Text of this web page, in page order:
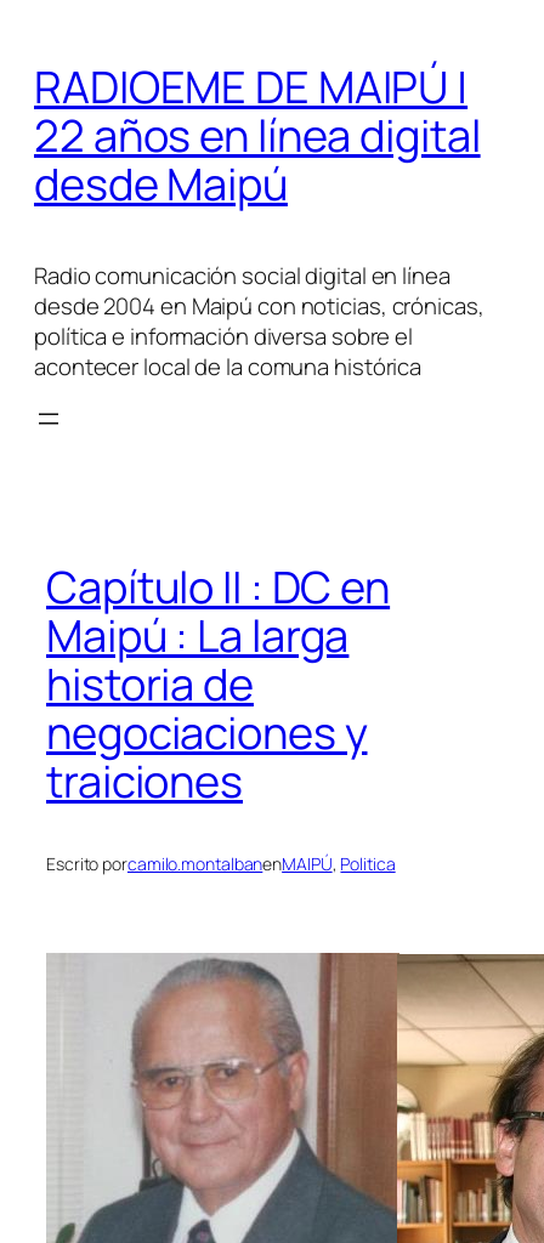
contenido
RADIOEME DE MAIPÚ |
22 años en línea digital
desde Maipú
Radio comunicación social digital en línea
desde 2004 en Maipú con noticias, crónicas,
política e información diversa sobre el
acontecer local de la comuna histórica
Capítulo II : DC en
Maipú : La larga
historia de
negociaciones y
traiciones
Escrito porcamilo.montalbanenMAIPÚ, Politica